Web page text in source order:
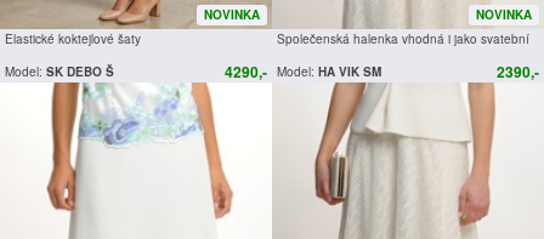
NOVINKA
Elastické koktejlové šaty
Model: SK DEBO Š 4290,-
NOVINKA
Společenská halenka vhodná i jako svatební
Model: HA VIK SM 2390,-